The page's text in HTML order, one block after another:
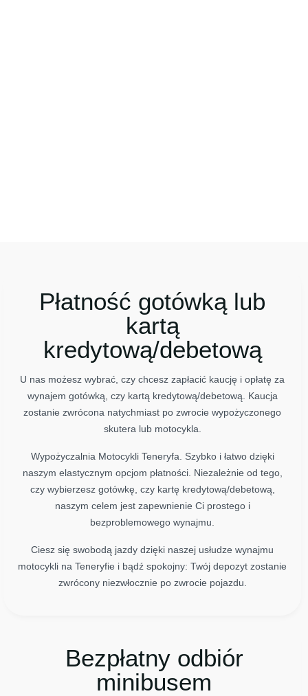
Płatność gotówką lub
kartą
kredytową/debetową
U nas możesz wybrać, czy chcesz zapłacić kaucję i opłatę za
wynajem gotówką, czy kartą kredytową/debetową. Kaucja
zostanie zwrócona natychmiast po zwrocie wypożyczonego
skutera lub motocykla.
Wypożyczalnia Motocykli Teneryfa. Szybko i łatwo dzięki
naszym elastycznym opcjom płatności. Niezależnie od tego,
czy wybierzesz gotówkę, czy kartę kredytową/debetową,
naszym celem jest zapewnienie Ci prostego i
bezproblemowego wynajmu.
Ciesz się swobodą jazdy dzięki naszej usłudze wynajmu
motocykli na Teneryfie i bądź spokojny: Twój depozyt zostanie
zwrócony niezwłocznie po zwrocie pojazdu.
Bezpłatny odbiór
minibusem